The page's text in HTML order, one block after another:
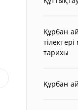
Құрбан
тарихы
Құрбан